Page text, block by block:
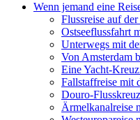
Wenn jemand eine
Flussreise auf
Ostseeflussfahrt
Unterwegs mit
Von Amsterdam
Eine Yacht-
Fallstaffreise mit
Douro-
Ärmelkanalreise